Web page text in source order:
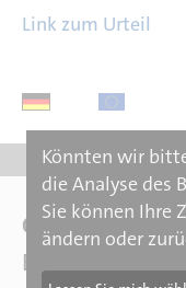
Link zum Urteil
F
a
c
Online-Inhalte
ElBib
Könnten wir
die Analyse des
Sie können Ihre
ändern oder